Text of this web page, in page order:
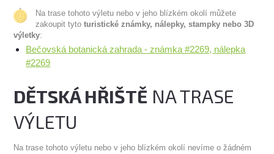
Na trase tohoto výletu nebo v jeho blízkém okolí můžete
zakoupit tytoturistické známky, nálepky, stampky nebo 3D
výletky:
Bečovská botanická zahrada - známka #2269, nálepka
#2269
DĚTSKÁ HŘIŠTĚ NA TRASE
VÝLETU
Na trase tohoto výletu nebo v jeho blízkém okolí nevíme o žádném